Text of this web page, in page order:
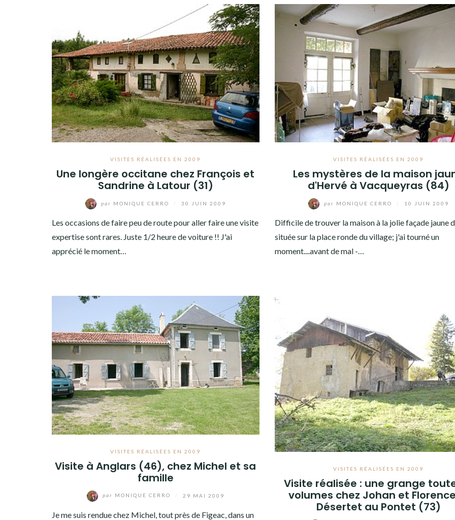
VISITES RÉALISÉES EN 2009
Une longère occitane chez François et
Sandrine à Latour (31)
par MONIQUE CERRO 30 JUIN 2009
Les occasions de faire peu de route pour aller faire une visite
expertise sont rares. Juste 1/2 heure de voiture !! J'ai
apprécié le moment…
VISITES RÉALISÉES EN 2009
Les mystères de la maison
d'Hervé à Vacqueyras (84)
par MONIQUE CERRO 10 JUIN 2009
Difficile de trouver la maison à la jolie façade jaune
située sur la place ronde du village; j'ai tourné un
moment....avant de mal -…
VISITES RÉALISÉES EN 2009
Visite à Anglars (46), chez Michel et sa
famille
par MONIQUE CERRO 29 MAI 2009
Je me suis rendue chez Michel, tout près de Figeac, dans un
VISITES RÉALISÉES EN 2009
Visite réalisée : une grange
volumes chez Johan et
Désertet au Pontet (73)